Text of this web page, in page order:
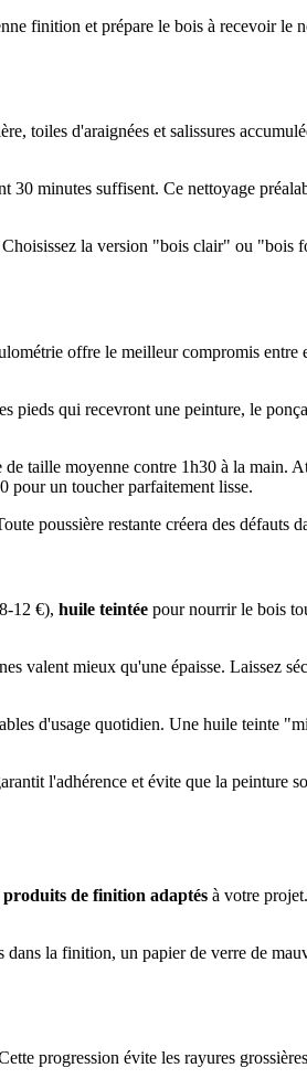
finition et prépare le bois à recevoir
toiles d'araignées et salissures
minutes suffisent. Ce nettoyage
la version "bois clair" ou "bois
offre le meilleur compromis
qui recevront une peinture, le
taille moyenne contre 1h30 à la
pour un toucher parfaitement lisse.
poussière restante créera des défauts
12 €), huile teintée pour nourrir le bois
valent mieux qu'une épaisse. Laissez
d'usage quotidien. Une huile teinte
l'adhérence et évite que la peinture
de finition adaptés à votre
la finition, un papier de verre de
progression évite les rayures